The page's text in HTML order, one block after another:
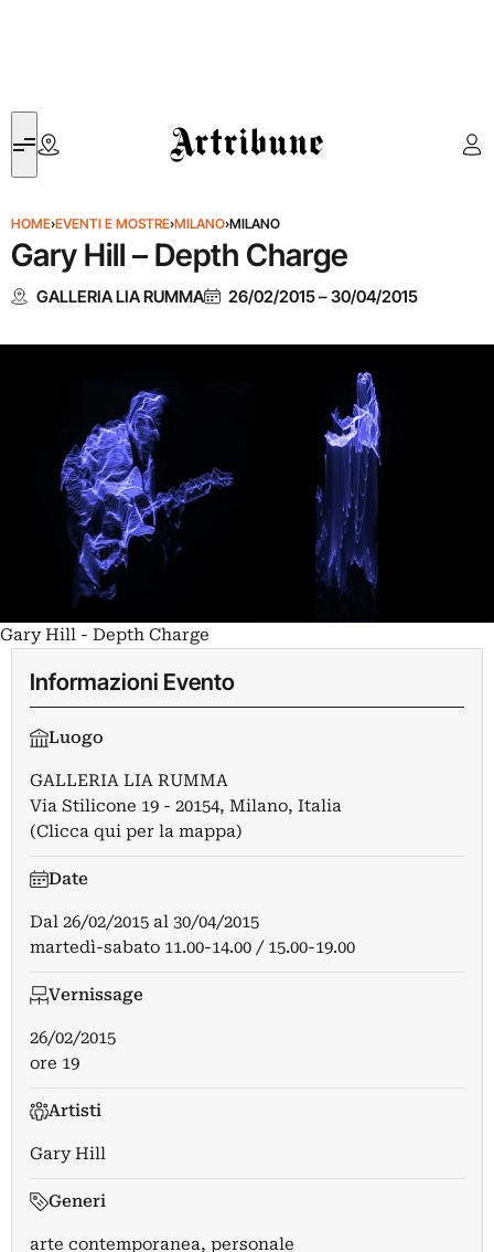
Artribune
HOME›EVENTI E MOSTRE›MILANO›MILANO
Gary Hill – Depth Charge
GALLERIA LIA RUMMA 26/02/2015–30/04/2015
Gary Hill - Depth Charge
Informazioni Evento
Luogo
GALLERIA LIA RUMMA
Via Stilicone 19 - 20154, Milano, Italia
(Clicca qui per la mappa)
Date
Dal 26/02/2015 al 30/04/2015
martedì-sabato 11.00-14.00 / 15.00-19.00
Vernissage
26/02/2015
ore 19
Artisti
Gary Hill
Generi
arte contemporanea, personale